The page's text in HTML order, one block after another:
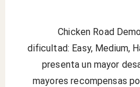
Chicken Road
dificultad: Easy, Medium,
presenta un mayor
mayores recompensas